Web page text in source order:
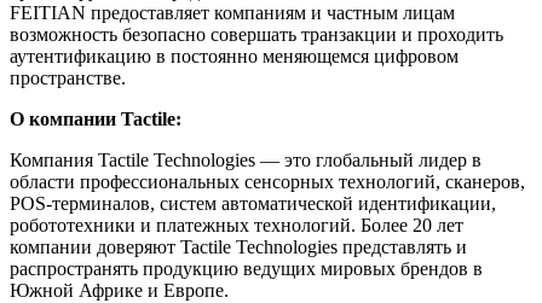
FEITIAN предоставляет компаниям и частным лицам
возможность безопасно совершать транзакции и проходить
аутентификацию в постоянно меняющемся цифровом
пространстве.
О компании Tactile:
Компания Tactile Technologies — это глобальный лидер в
области профессиональных сенсорных технологий, сканеров,
POS-терминалов, систем автоматической идентификации,
робототехники и платежных технологий. Более 20 лет
компании доверяют Tactile Technologies представлять и
распространять продукцию ведущих мировых брендов в
Южной Африке и Европе.